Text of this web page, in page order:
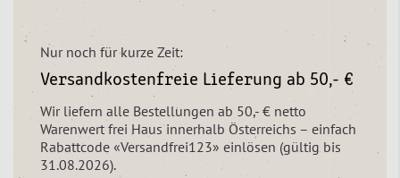
Nur noch für kurze Zeit:
Versandkostenfreie Lieferung ab 50,- €
Wir liefern alle Bestellungen ab 50,- € netto
Warenwert frei Haus innerhalb Österreichs – einfach
Rabattcode «Versandfrei123» einlösen (gültig bis
31.08.2026).